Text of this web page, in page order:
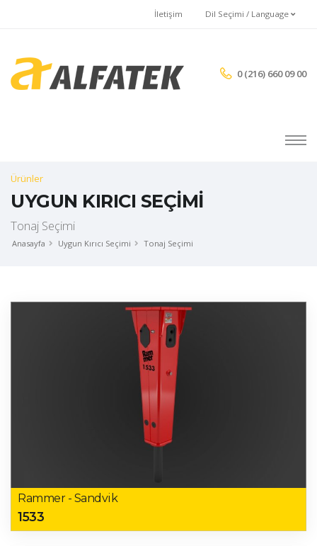
İletişim Dil Seçimi / Language
0 (216) 660 09 00
Ürünler
UYGUN KIRICI SEÇİMİ
Tonaj Seçimi
Anasayfa Uygun Kırıcı Seçimi Tonaj Seçimi
Rammer - Sandvik
1533